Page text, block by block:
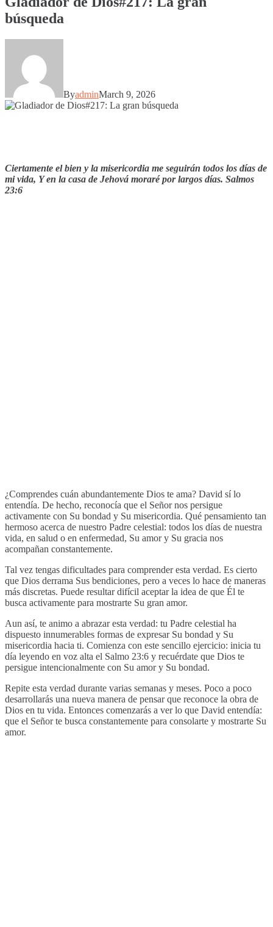
búsqueda
ByadminMarch 9, 2026
Ciertamente el bien y la misericordia me seguirán todos los días de
mi vida, Y en la casa de Jehová moraré por largos días. Salmos
23:6
¿Comprendes cuán abundantemente Dios te ama? David sí lo
entendía. De hecho, reconocía que el Señor nos persigue
activamente con Su bondad y Su misericordia. Qué pensamiento tan
hermoso acerca de nuestro Padre celestial: todos los días de nuestra
vida, en salud o en enfermedad, Su amor y Su gracia nos
acompañan constantemente.
Tal vez tengas dificultades para comprender esta verdad. Es cierto
que Dios derrama Sus bendiciones, pero a veces lo hace de maneras
más discretas. Puede resultar difícil aceptar la idea de que Él te
busca activamente para mostrarte Su gran amor.
Aun así, te animo a abrazar esta verdad: tu Padre celestial ha
dispuesto innumerables formas de expresar Su bondad y Su
misericordia hacia ti. Comienza con este sencillo ejercicio: inicia tu
día leyendo en voz alta el Salmo 23:6 y recuérdate que Dios te
persigue intencionalmente con Su amor y Su bondad.
Repite esta verdad durante varias semanas y meses. Poco a poco
desarrollarás una nueva manera de pensar que reconoce la obra de
Dios en tu vida. Entonces comenzarás a ver lo que David entendía:
que el Señor te busca constantemente para consolarte y mostrarte Su
amor.